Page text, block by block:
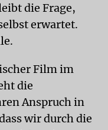
die Frage,
erwartet.
Film im
die
Anspruch in
wir durch die